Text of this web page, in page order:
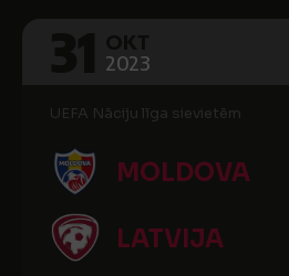
2023
UEFA Nāciju līga sievietēm
MOLDOVA
LATVIJA